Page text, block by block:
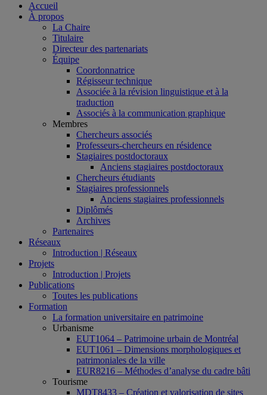
Accueil
À propos
La Chaire
Titulaire
Directeur des partenariats
Équipe
Coordonnatrice
Régisseur technique
Associée à la révision linguistique et à la
traduction
Associés à la communication graphique
Membres
Chercheurs associés
Professeurs-chercheurs en résidence
Stagiaires postdoctoraux
Anciens stagiaires postdoctoraux
Chercheurs étudiants
Stagiaires professionnels
Anciens stagiaires professionnels
Diplômés
Archives
Partenaires
Réseaux
Introduction | Réseaux
Projets
Introduction | Projets
Publications
Toutes les publications
Formation
La formation universitaire en patrimoine
Urbanisme
EUT1064 – Patrimoine urbain de Montréal
EUT1061 – Dimensions morphologiques et
patrimoniales de la ville
EUR8216 – Méthodes d’analyse du cadre bâti
Tourisme
MDT8433 – Création et valorisation de sites